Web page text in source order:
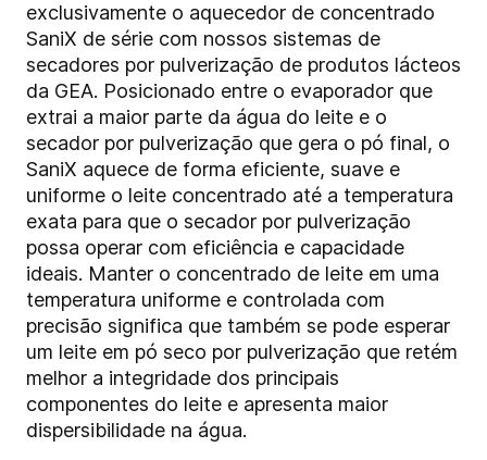
exclusivamente o aquecedor de concentrado
SaniX de série com nossos sistemas de
secadores por pulverização de produtos lácteos
da GEA. Posicionado entre o evaporador que
extrai a maior parte da água do leite e o
secador por pulverização que gera o pó final, o
SaniX aquece de forma eficiente, suave e
uniforme o leite concentrado até a temperatura
exata para que o secador por pulverização
possa operar com eficiência e capacidade
ideais. Manter o concentrado de leite em uma
temperatura uniforme e controlada com
precisão significa que também se pode esperar
um leite em pó seco por pulverização que retém
melhor a integridade dos principais
componentes do leite e apresenta maior
dispersibilidade na água.